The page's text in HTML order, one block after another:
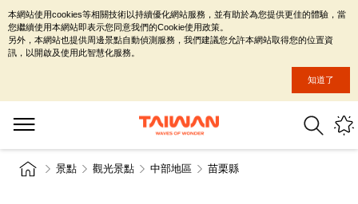
景點 觀光景點 中部地區 苗栗縣
本網站使用cookies等相關技術以持續優化網站服務，並有助於為您提供更佳的體驗，當
您繼續使用本網站即表示您同意我們的Cookie使用政策。
另外，本網站也提供周邊景點自動偵測服務，我們建議您允許本網站取得您的位置資
訊，以開啟及使用此智慧化服務。
知道了